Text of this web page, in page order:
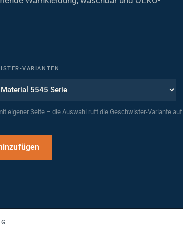
VARIANTEN
eigener Seite – die Auswahl ruft die Geschwister-Variante auf.